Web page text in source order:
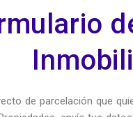
de parcelación que